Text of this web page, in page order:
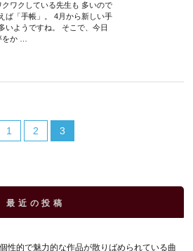
ワクしている先生も 多いので
ば「手帳」。 4月から新しい手
いようですね。 そこで、今日
をか …
1 2 3
最近の投稿
性的で魅力的な作品が散りばめられている曲